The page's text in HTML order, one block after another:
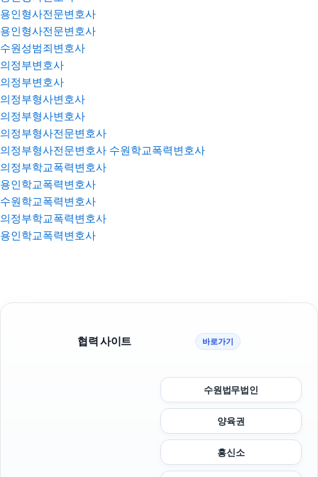
용인형사전문변호사
용인형사전문변호사
수원성범죄변호사
의정부변호사
의정부변호사
의정부형사변호사
의정부형사변호사
의정부형사전문변호사
의정부형사전문변호사 수원학교폭력변호사
의정부학교폭력변호사
용인학교폭력변호사
수원학교폭력변호사
의정부학교폭력변호사
용인학교폭력변호사
협력 사이트 바로가기
수원법무법인
양육권
흥신소